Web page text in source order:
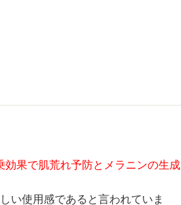
効果で肌荒れ予防とメラニンの生成
い使用感であると言われていま